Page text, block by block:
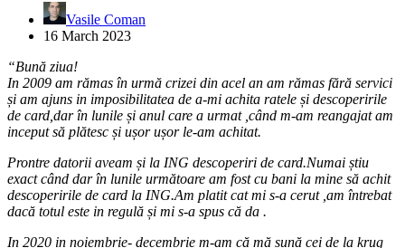
Vasile Coman
16 March 2023
“Bună ziua!
In 2009 am rămas în urmă crizei din acel an am rămas fără servici
și am ajuns in imposibilitatea de a-mi achita ratele și descoperirile
de card,dar în lunile și anul care a urmat ,când m-am reangajat am
inceput să plătesc și ușor ușor le-am achitat.
Prontre datorii aveam și la ING descoperiri de card.Numai știu
exact când dar în lunile următoare am fost cu bani la mine să achit
descoperirile de card la ING.Am platit cat mi s-a cerut ,am întrebat
dacă totul este in regulă și mi s-a spus că da .
In 2020 in noiembrie- decembrie m-am că mă sună cei de la krug